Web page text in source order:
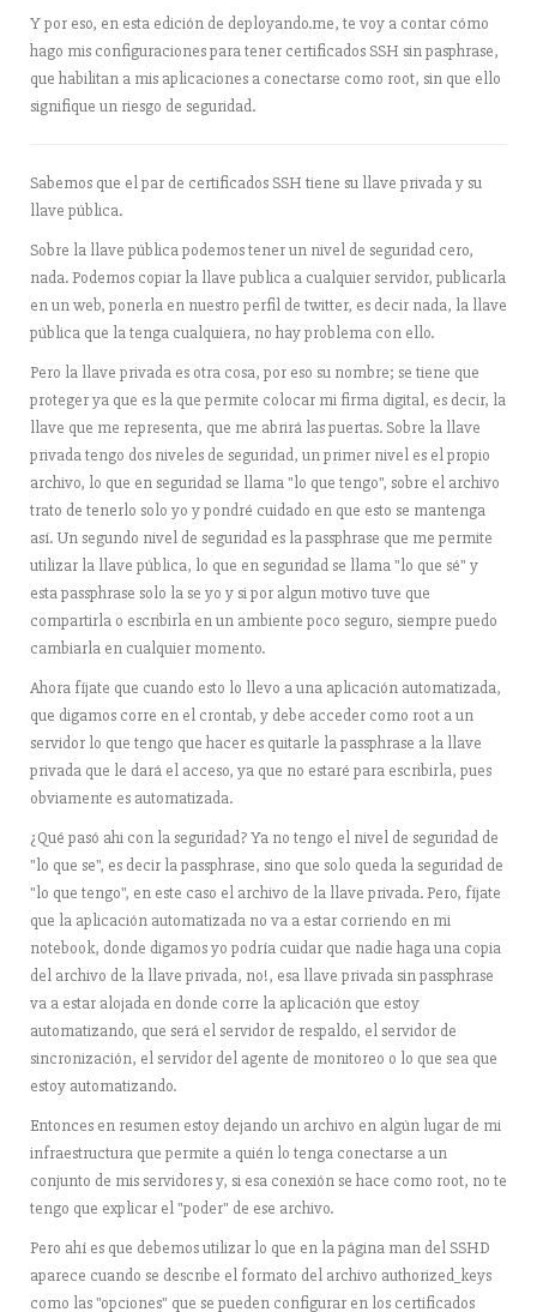
Y por eso, en esta edición de deployando.me, te voy a contar cómo
hago mis configuraciones para tener certificados SSH sin pasphrase,
que habilitan a mis aplicaciones a conectarse como root, sin que ello
signifique un riesgo de seguridad.
Sabemos que el par de certificados SSH tiene su llave privada y su
llave pública.
Sobre la llave pública podemos tener un nivel de seguridad cero,
nada. Podemos copiar la llave publica a cualquier servidor, publicarla
en un web, ponerla en nuestro perfil de twitter, es decir nada, la llave
pública que la tenga cualquiera, no hay problema con ello.
Pero la llave privada es otra cosa, por eso su nombre; se tiene que
proteger ya que es la que permite colocar mi firma digital, es decir, la
llave que me representa, que me abrirá las puertas. Sobre la llave
privada tengo dos niveles de seguridad, un primer nivel es el propio
archivo, lo que en seguridad se llama "lo que tengo", sobre el archivo
trato de tenerlo solo yo y pondré cuidado en que esto se mantenga
así. Un segundo nivel de seguridad es la passphrase que me permite
utilizar la llave pública, lo que en seguridad se llama "lo que sé" y
esta passphrase solo la se yo y si por algun motivo tuve que
compartirla o escribirla en un ambiente poco seguro, siempre puedo
cambiarla en cualquier momento.
Ahora fíjate que cuando esto lo llevo a una aplicación automatizada,
que digamos corre en el crontab, y debe acceder como root a un
servidor lo que tengo que hacer es quitarle la passphrase a la llave
privada que le dará el acceso, ya que no estaré para escribirla, pues
obviamente es automatizada.
¿Qué pasó ahi con la seguridad? Ya no tengo el nivel de seguridad de
"lo que se", es decir la passphrase, sino que solo queda la seguridad de
"lo que tengo", en este caso el archivo de la llave privada. Pero, fíjate
que la aplicación automatizada no va a estar corriendo en mi
notebook, donde digamos yo podría cuidar que nadie haga una copia
del archivo de la llave privada, no!, esa llave privada sin passphrase
va a estar alojada en donde corre la aplicación que estoy
automatizando, que será el servidor de respaldo, el servidor de
sincronización, el servidor del agente de monitoreo o lo que sea que
estoy automatizando.
Entonces en resumen estoy dejando un archivo en algún lugar de mi
infraestructura que permite a quién lo tenga conectarse a un
conjunto de mis servidores y, si esa conexión se hace como root, no te
tengo que explicar el "poder" de ese archivo.
Pero ahí es que debemos utilizar lo que en la página man del SSHD
aparece cuando se describe el formato del archivo authorized_keys
como las "opciones" que se pueden configurar en los certificados